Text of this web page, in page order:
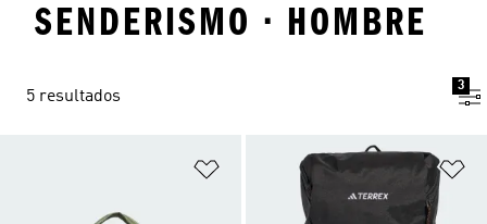
SENDERISMO · HOMBRE
5 resultados
3
Añadir a la lista de deseos